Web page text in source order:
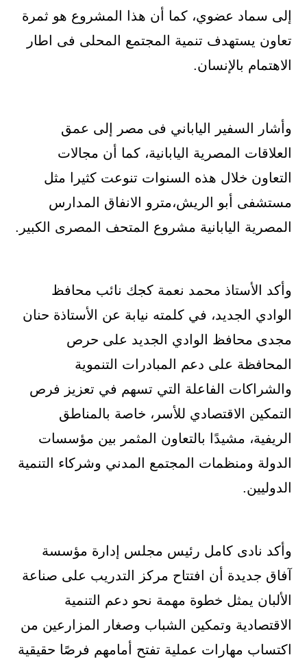
إلى سماد عضوي، كما أن هذا المشروع هو ثمرة
تعاون يستهدف تنمية المجتمع المحلى فى اطار
الاهتمام بالإنسان.
وأشار السفير الياباني فى مصر إلى عمق
العلاقات المصرية اليابانية، كما أن مجالات
التعاون خلال هذه السنوات تنوعت كثيرا مثل
مستشفى أبو الريش،مترو الانفاق المدارس
المصرية اليابانية مشروع المتحف المصرى الكبير.
وأكد الأستاذ محمد نعمة كجك نائب محافظ
الوادي الجديد، في كلمته نيابة عن الأستاذة حنان
مجدى محافظ الوادي الجديد على حرص
المحافظة على دعم المبادرات التنموية
والشراكات الفاعلة التي تسهم في تعزيز فرص
التمكين الاقتصادي للأسر، خاصة بالمناطق
الريفية، مشيدًا بالتعاون المثمر بين مؤسسات
الدولة ومنظمات المجتمع المدني وشركاء التنمية
الدوليين.
وأكد نادى كامل رئيس مجلس إدارة مؤسسة
آفاق جديدة أن افتتاح مركز التدريب على صناعة
الألبان يمثل خطوة مهمة نحو دعم التنمية
الاقتصادية وتمكين الشباب وصغار المزارعين من
اكتساب مهارات عملية تفتح أمامهم فرصًا حقيقية